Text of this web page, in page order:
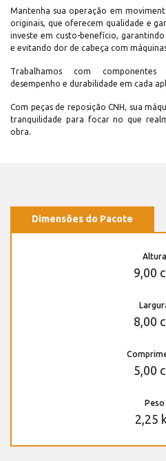
Mantenha sua operação em
originais, que oferecem qualidade e
investe em custo-benefício,
e evitando dor de cabeça com
Trabalhamos com componentes
desempenho e durabilidade em cada
Com peças de reposição CNH, sua
tranquilidade para focar no que
obra.
Dimensões do Pacote
Altura
9,00
8,00
5,00
Peso
2,25